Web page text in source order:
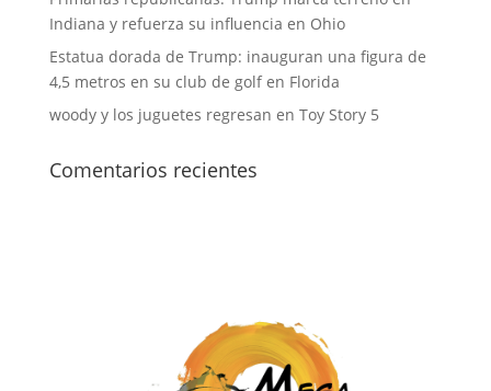
Indiana y refuerza su influencia en Ohio
Estatua dorada de Trump: inauguran una figura de
4,5 metros en su club de golf en Florida
woody y los juguetes regresan en Toy Story 5
Comentarios recientes